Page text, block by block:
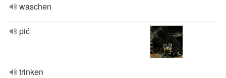
waschen
pić
trinken